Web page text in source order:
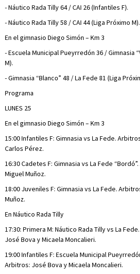
- Náutico Rada Tilly 64 / CAI 26 (Infantiles F).
- Náutico Rada Tilly 58 / CAI 44 (Liga Próximo M).
En el gimnasio Diego Simón – Km 3
- Escuela Municipal Pueyrredón 36 / Gimnasia
M).
- Gimnasia “Blanco” 48 / La Fede 81 (Liga
Programa
LUNES 25
En el gimnasio Diego Simón – Km 3
15:00 Infantiles F: Gimnasia vs La Fede.
Carlos Pérez.
16:30 Cadetes F: Gimnasia vs La Fede
Miguel Muñoz.
18:00 Juveniles F: Gimnasia vs La Fede.
Muñoz.
En Náutico Rada Tilly
17:30: Primera M: Náutico Rada Tilly vs La
José Bova y Micaela Moncalieri.
19:00 Infantiles F: Escuela Municipal
Arbitros: José Bova y Micaela Moncalieri.